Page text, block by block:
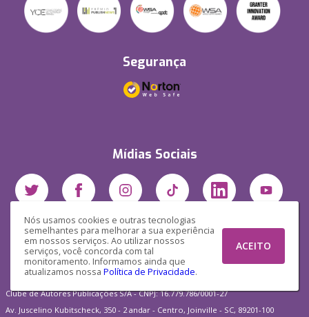
Nós usamos cookies e outras tecnologias
semelhantes para melhorar a sua experiência
em nossos serviços. Ao utilizar nossos
serviços, você concorda com tal
monitoramento. Informamos ainda que
atualizamos nossa Política de Privacidade.
ACEITO
Segurança
Mídias Sociais
Clube de Autores Publicações S/A - CNPJ: 16.779.786/0001-27
Av. Juscelino Kubitscheck, 350 - 2 andar - Centro, Joinville - SC, 89201-100